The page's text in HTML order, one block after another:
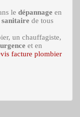
le dépannage en
sanitaire de tous
un chauffagiste,
urgence et en
facture plombier